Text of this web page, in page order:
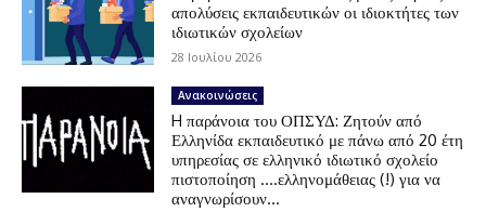
απολύσεις εκπαιδευτικών οι ιδιοκτήτες των
ιδιωτικών σχολείων
28 Ιουλίου 2026
Ανακοινώσεις
H παράνοια του ΟΠΣΥΔ: Ζητούν από
Ελληνίδα εκπαιδευτικό με πάνω από 20 έτη
υπηρεσίας σε ελληνικό ιδιωτικό σχολείο
πιστοποίηση ….ελληνομάθειας (!) για να
αναγνωρίσουν...